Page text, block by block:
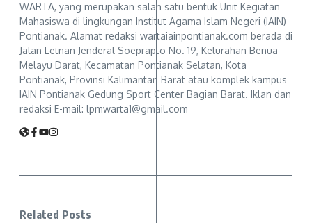
WARTA, yang merupakan salah satu bentuk Unit Kegiatan
Mahasiswa di lingkungan Institut Agama Islam Negeri (IAIN)
Pontianak. Alamat redaksi wartaiainpontianak.com berada di
Jalan Letnan Jenderal Soeprapto No. 19, Kelurahan Benua
Melayu Darat, Kecamatan Pontianak Selatan, Kota
Pontianak, Provinsi Kalimantan Barat atau komplek kampus
IAIN Pontianak Gedung Sport Center Bagian Barat. Iklan dan
redaksi E-mail: lpmwarta1@gmail.com
Related Posts